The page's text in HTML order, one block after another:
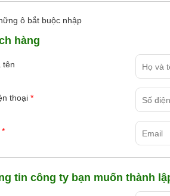
ô bắt buộc nhập
hàng
tên
thoại *
*
tin công ty bạn muốn thành